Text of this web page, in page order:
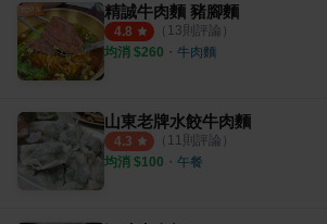
精誠牛肉麵 豬腳麵
4.8 （ 13則評論）
均消 $260 ・ 牛肉麵
山東老牌水餃牛肉麵
4.3 （ 11則評論）
均消 $100 ・ 午餐